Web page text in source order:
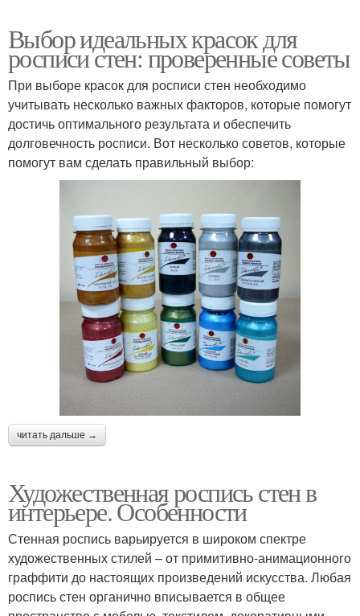
Выбор идеальных красок для
росписи стен: проверенные советы
При выборе красок для росписи стен необходимо
учитывать несколько важных факторов, которые помогут
достичь оптимального результата и обеспечить
долговечность росписи. Вот несколько советов, которые
помогут вам сделать правильный выбор:
читать дальше →
Художественная роспись стен в
интерьере. Особенности
Стенная роспись варьируется в широком спектре
художественных стилей – от примитивно-анимационного
граффити до настоящих произведений искусства. Любая
роспись стен органично вписывается в общее